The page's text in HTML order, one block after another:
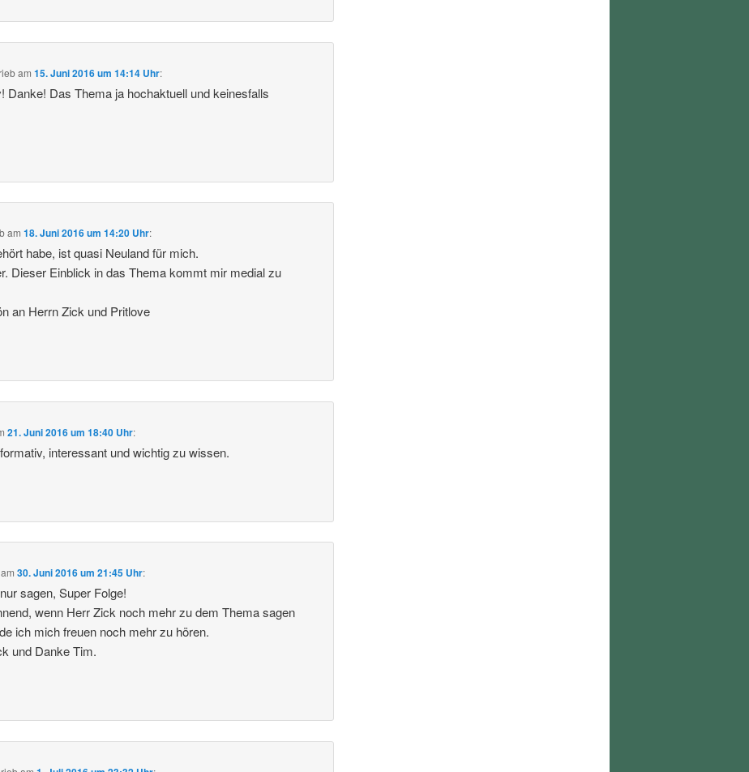
am15. Juni 2016 um 14:14 Uhr:
Danke! Das Thema ja hochaktuell und keinesfalls
am18. Juni 2016 um 14:20 Uhr:
habe, ist quasi Neuland für mich.
Dieser Einblick in das Thema kommt mir medial zu
an Herrn Zick und Pritlove
21. Juni 2016 um 18:40 Uhr:
interessant und wichtig zu wissen.
am30. Juni 2016 um 21:45 Uhr:
sagen, Super Folge!
wenn Herr Zick noch mehr zu dem Thema sagen
ich mich freuen noch mehr zu hören.
und Danke Tim.